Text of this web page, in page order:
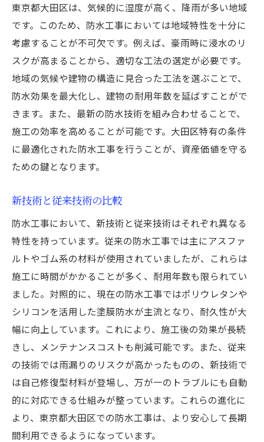
東京都大田区は、気候的に湿度が高く、降雨が多い地域
です。このため、防水工事においては地域特性を十分に
考慮することが不可欠です。例えば、豪雨時に浸水のリ
スクが高まることから、適切な工法の選定が必要です。
地域の気候や建物の構造に見合った工法を選ぶことで、
防水効果を最大化し、建物の耐用年数を延ばすことがで
きます。また、最新の防水技術を組み合わせることで、
施工の効率を高めることが可能です。大田区特有の条件
に最適化された防水工事を行うことが、資産価値を守る
ための鍵となります。
新技術と従来技術の比較
防水工事において、新技術と従来技術はそれぞれ異なる
特性を持っています。従来の防水工事では主にアスファ
ルトやゴム系の材料が使用されていましたが、これらは
施工に時間がかかることが多く、耐用年数も限られてい
ました。対照的に、現在の防水工事ではポリウレタンや
シリコンを活用した塗膜防水が主流となり、耐久性が大
幅に向上しています。これにより、施工後の効果が長続
きし、メンテナンスコストも削減可能です。また、従来
の技術では雨漏りのリスクが高かったものの、新技術で
は自己修復型材料が登場し、万が一のトラブルにも自動
的に対応できる仕組みが整っています。これらの進化に
より、東京都大田区での防水工事は、より安心して長期
間利用できるようになっています。